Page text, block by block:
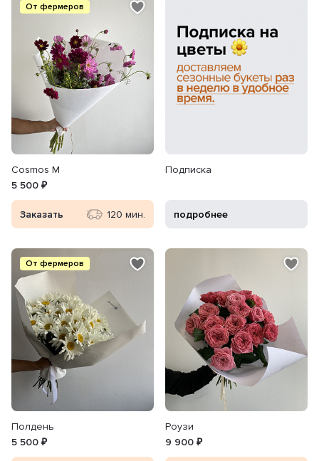
От фермеров
Cosmos M
5 500 ₽
Заказать 120 мин.
Подписка
подробнее
От фермеров
Полдень
5 500 ₽
Роузи
9 900 ₽